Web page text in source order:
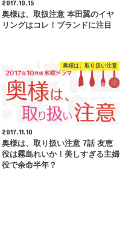
2017.10.15
奥様は、取扱注意 本田翼のイヤ
リングはコレ！ブランドに注目
奥様は、取り扱い注意
2017.11.10
奥様は、取り扱い注意 7話 友恵
役は霧島れいか！美しすぎる主婦
役で余命半年？